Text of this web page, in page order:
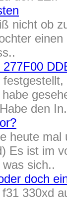
nicht ob
den
heute
Es ist im
sich..
doch
330xd